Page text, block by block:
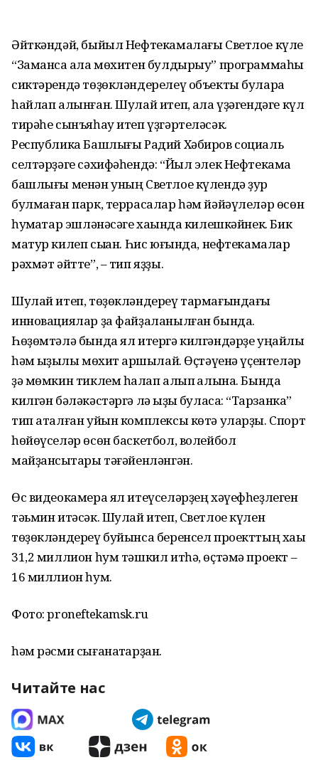
Әйткәндәй, быйыл Нефтекамалағы Светлое күле
“Заманса ҡала мөхитен булдырыу” программаһы
сиктәрендә төҙөкләндерелеү объекты булараҡ
һайлап алынған. Шулай итеп, ҡала үҙәгендәге күл
тирәһе сынъяһау итеп үҙгәртеләсәк.
Республика Башлығы Радий Хәбиров социаль
селтәрҙәге сәхифәһендә: “Йыл элек Нефтекама
башлығы менән уның Светлое күлендә ҙур
булмаған парк, террасалар һәм йәйәүлеләр өсөн
һуҡмаҡтар эшләнәсәге хаҡында килешкәйнек. Бик
матур килеп сыҡҡан. Һис юғында, нефтекамалар
рәхмәт әйтте”, – тип яҙҙы.
Шулай итеп, төҙөкләндереү тармағындағы
инновациялар ҙа файҙаланылған бында.
Һөҙөмтәлә бында ял итергә килгәндәрҙе уңайлы
һәм ҡыҙыҡлы мөхит ҡаршылай. Өҫтәүенә үҫентеләр
ҙә мөмкин тиклем һаҡлап алып ҡалына. Бында
килгән бәләкәстәргә лә ҡыҙыҡ буласаҡ: “Тарзанка”
тип аталған уйын комплексы көтә уларҙы. Спорт
һөйөүселәр өсөн баскетбол, волейбол
майҙансыҡтары тәғәйенләнгән.
Өс видеокамера ял итеүселәрҙең хәүефһеҙлеген
тәьмин итәсәк. Шулай итеп, Светлое күлен
төҙөкләндереү буйынса беренсел проекттың хаҡы
31,2 миллион һум тәшкил итһә, өҫтәмә проект –
16 миллион һум.
Фото: proneftekamsk.ru
һәм рәсми сығанаҡтарҙан.
Читайте нас